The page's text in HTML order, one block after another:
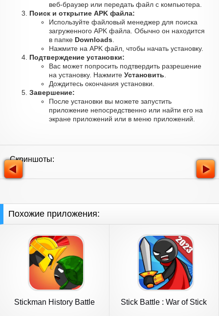
веб-браузер или передать файл с компьютера.
Поиск и открытие APK файла:
Используйте файловый менеджер для поиска
загруженного APK файла. Обычно он находится
в папке Downloads
Нажмите на APK файл, чтобы начать установку.
Подтверждение установки:
Вас может попросить подтвердить разрешение
на установку. Нажмите Установить
Дождитесь окончания установки.
Завершение:
После установки вы можете запустить
приложение непосредственно или найти его на
экране приложений или в меню приложений.
Скриншоты:
Похожие приложения:
Stickman History Battle Stick Battle : War of Stick